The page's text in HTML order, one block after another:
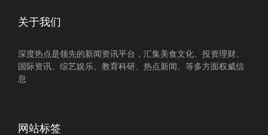
关于我们
深度热点是领先的新闻资讯平台，汇集美食文化、投资理财、
国际资讯、综艺娱乐、教育科研、热点新闻、等多方面权威信
息
网站标签